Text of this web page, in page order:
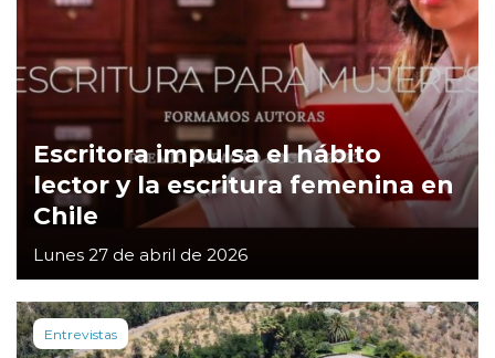
Escritora impulsa el hábito
lector y la escritura femenina en
Chile
Lunes 27 de abril de 2026
Entrevistas